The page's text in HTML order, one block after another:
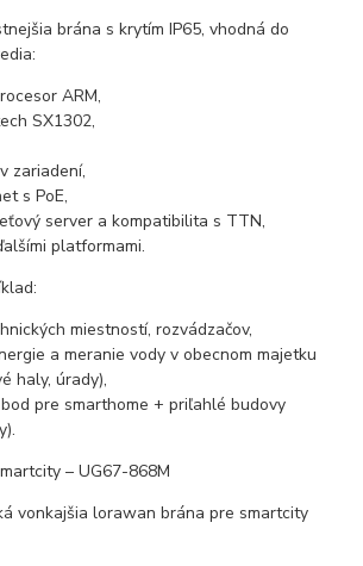
brána s krytím IP65, vhodná do
ARM,
SX1302,
zariadení,
s PoE,
server a kompatibilita s TTN,
platformami.
miestností, rozvádzačov,
a meranie vody v obecnom majetku
haly, úrady),
pre smarthome + priľahlé budovy
– UG67-868M
vonkajšia lorawan brána pre smartcity